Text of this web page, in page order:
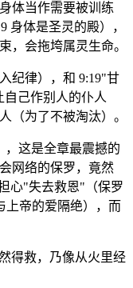
体当作需要被训练
身体是圣灵的殿），
，会拖垮属灵生命。
纪律），和 9:19"甘
己作别人的仆人
（为了不被淘汰）。
，这是全章最震撼的
网络的保罗，竟然
心"失去救恩"（保罗
上帝的爱隔绝），而
得救，乃像从火里经